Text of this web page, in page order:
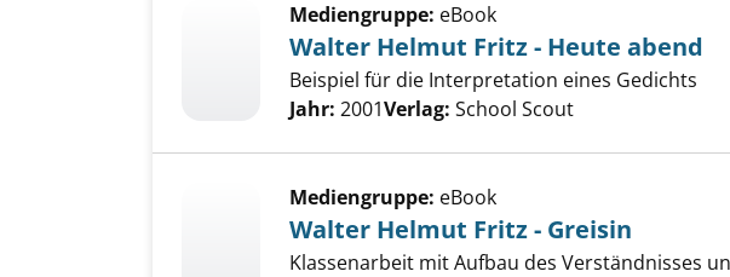
Mediengruppe: eBook
Walter Helmut Fritz - Heute abend
Beispiel für die Interpretation eines Gedichts
Suche nach diesem Verfasser
Jahr: 2001Verlag: School Scout
Mediengruppe: eBook
Walter Helmut Fritz - Greisin
Klassenarbeit mit Aufbau des Verständnisses